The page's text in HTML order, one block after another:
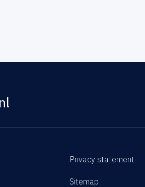
Privacy statement
Sitemap